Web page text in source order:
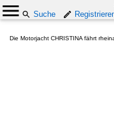
Suche
Die Motorjacht CHRISTINA fährt